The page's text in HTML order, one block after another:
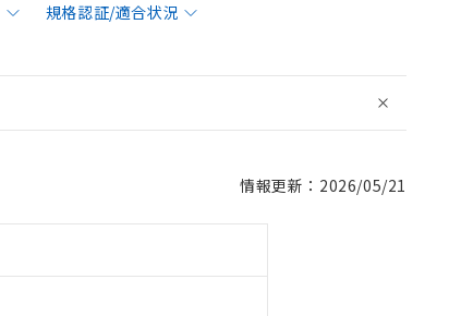
規格認証/適合状況
情報更新：2026/05/21